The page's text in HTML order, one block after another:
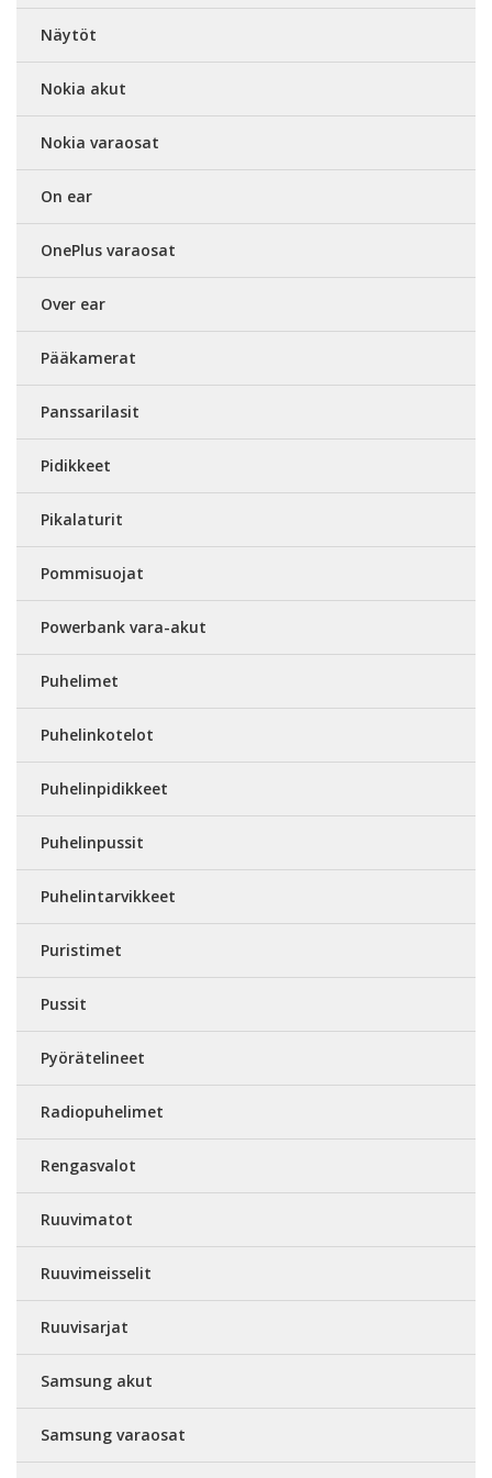
Näytöt
Nokia akut
Nokia varaosat
On ear
OnePlus varaosat
Over ear
Pääkamerat
Panssarilasit
Pidikkeet
Pikalaturit
Pommisuojat
Powerbank vara-akut
Puhelimet
Puhelinkotelot
Puhelinpidikkeet
Puhelinpussit
Puhelintarvikkeet
Puristimet
Pussit
Pyörätelineet
Radiopuhelimet
Rengasvalot
Ruuvimatot
Ruuvimeisselit
Ruuvisarjat
Samsung akut
Samsung varaosat